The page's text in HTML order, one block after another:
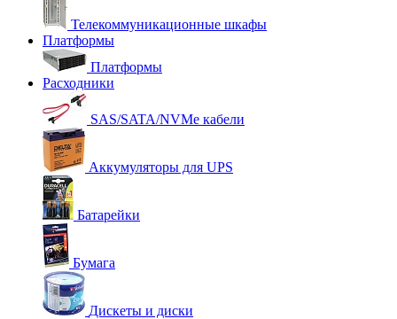
Телекоммуникационные шкафы
Платформы
Платформы
Расходники
SAS/SATA/NVMe кабели
Аккумуляторы для UPS
Батарейки
Бумага
Дискеты и диски